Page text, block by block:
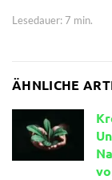
Lesedauer: 7 min.
ÄHNLICHE